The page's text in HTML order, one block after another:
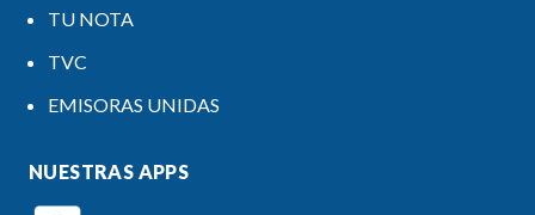
TU NOTA
TVC
EMISORAS UNIDAS
NUESTRAS APPS